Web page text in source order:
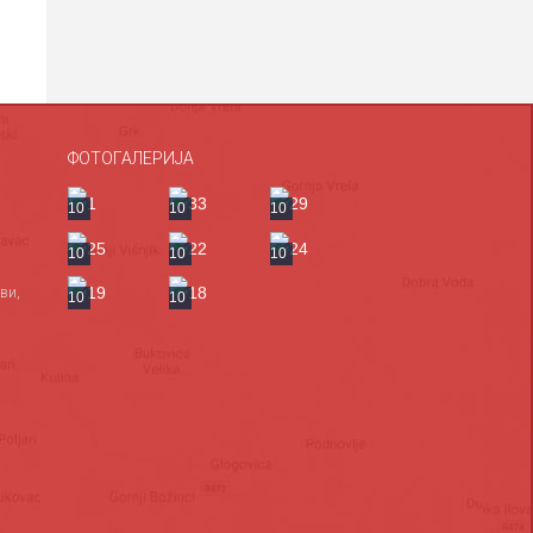
ФОТОГАЛЕРИЈА
10 10 10
10 10 10
10 10